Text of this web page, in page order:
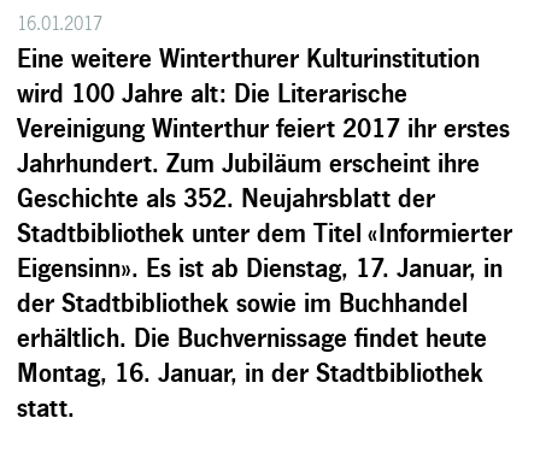
16.01.2017
Eine weitere Winterthurer Kulturinstitution
wird 100 Jahre alt: Die Literarische
Vereinigung Winterthur feiert 2017 ihr erstes
Jahrhundert. Zum Jubiläum erscheint ihre
Geschichte als 352. Neujahrsblatt der
Stadtbibliothek unter dem Titel «Informierter
Eigensinn». Es ist ab Dienstag, 17. Januar, in
der Stadtbibliothek sowie im Buchhandel
erhältlich. Die Buchvernissage findet heute
Montag, 16. Januar, in der Stadtbibliothek
statt.